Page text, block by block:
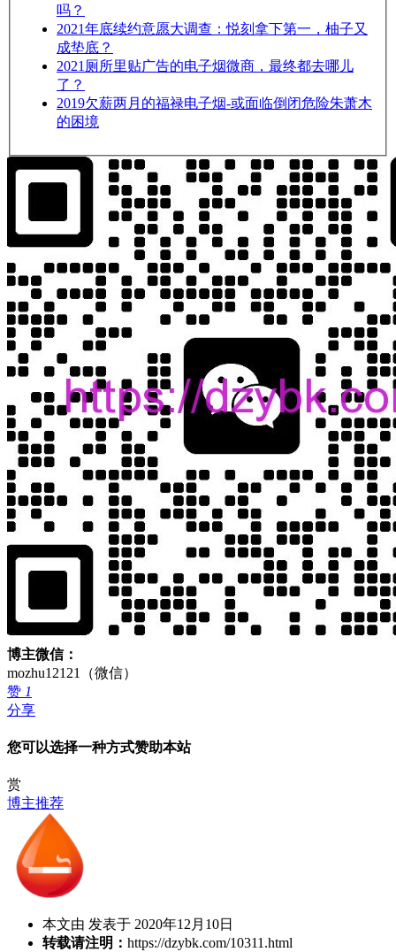
吗？
2021年底续约意愿大调查：悦刻拿下第一，柚子又
成垫底？
2021 厕所里贴广告的电子烟微商，最终都去哪儿
了？
2019欠薪两月的福禄电子烟-或面临倒闭危险朱萧木
的困境
博主微信：
mozhu12121（微信）
赞 1
分享
您可以选择一种方式赞助本站
赏
博主推荐
本文由 发表于 2020年12月10日
转载请注明： https://dzybk.com/10311.html